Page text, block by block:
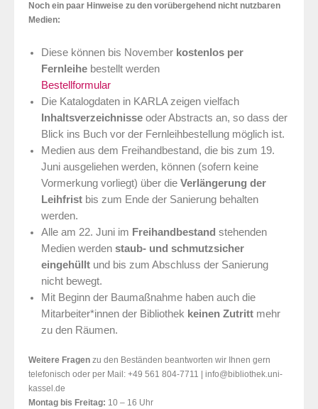
Noch ein paar Hinweise zu den vorübergehend nicht nutzbaren
Medien:
Diese können bis November kostenlos per
Fernleihebestellt werden
Bestellformular
Die Katalogdaten in KARLA zeigen vielfach
Inhaltsverzeichnisseoder Abstracts an, so dass der
Blick ins Buch vor der Fernleihbestellung möglich ist.
Medien aus dem Freihandbestand, die bis zum 19.
Juni ausgeliehen werden, können (sofern keine
Vormerkung vorliegt) über die Verlängerung der
Leihfristbis zum Ende der Sanierung behalten
werden.
Alle am 22. Juni im Freihandbestand stehenden
Medien werden staub- und schmutzsicher
eingehülltund bis zum Abschluss der Sanierung
nicht bewegt.
Mit Beginn der Baumaßnahme haben auch die
Mitarbeiter*innen der Bibliothek keinen Zutrittmehr
zu den Räumen.
Weitere Fragen zu den Beständen beantworten wir Ihnen gern
telefonisch oder per Mail: +49 561 804-7711 | info@bibliothek.uni-
kassel.de
Montag bis Freitag: 10 – 16 Uhr